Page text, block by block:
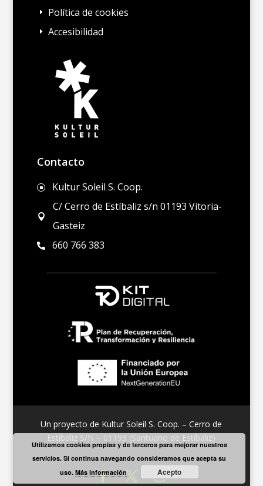
E Política de cookies
E Accesibilidad
Contacto
] Kultur Soleil S. Coop.

C/ Cerro de Estíbaliz s/n 01193 Vitoria-
Gasteiz
 660 766 383
Un proyecto de Kultur Soleil S. Coop. – Cerro de
Estíbaliz S/N – 01193 (Santuario de Estíbaliz)
Utilizamos cookies propias y de terceros para mejorar nuestros
servicios. Si continua navegando consideramos que acepta su
uso. Más información Acepto